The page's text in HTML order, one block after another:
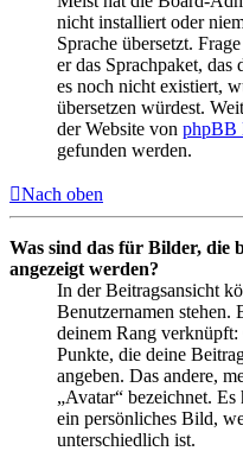
nicht installiert oder
Sprache übersetzt.
er das Sprachpaket,
es noch nicht existiert,
übersetzen würdest.
der Website von phpBB
gefunden werden.
Nach oben
Was sind das für Bilder, die
angezeigt werden?
In der Beitragsansicht
Benutzernamen stehen.
deinem Rang
Punkte, die deine
angeben. Das andere,
„Avatar“ bezeichnet.
ein persönliches Bild,
unterschiedlich ist.